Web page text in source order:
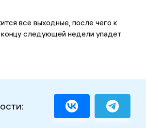
все выходные, после чего к
следующей недели упадет